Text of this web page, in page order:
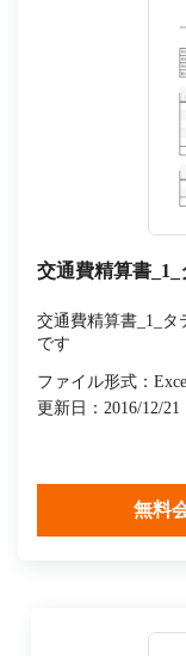
交通費精算書
交通費精算書_1_タ
です
ファイル形式：
更新日：2016/12/21
無料